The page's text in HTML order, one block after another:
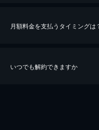
※40％ポイント還元の対象は、クレジ
月額料金を支払うタイミングは
いつでも解約できますか